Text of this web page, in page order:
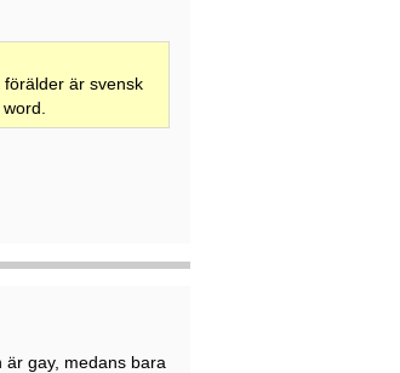
förälder är svensk
gay, medans bara